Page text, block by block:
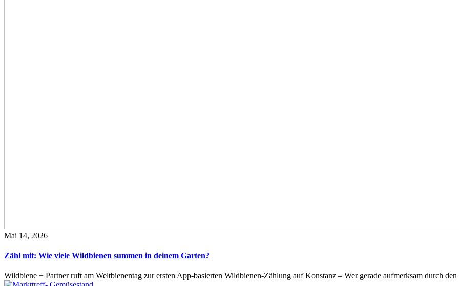
Mai 14, 2026
Zähl mit: Wie viele Wildbienen summen in deinem Garten?
Wildbiene + Partner ruft am Weltbienentag zur ersten App-basierten Wildbienen-Zählung auf Konstanz – Wer gerade aufmerksam durch